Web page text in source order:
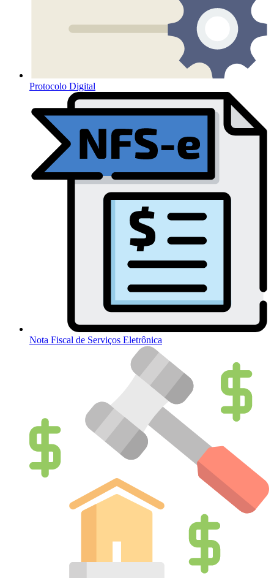
Protocolo Digital
Nota Fiscal de Serviços Eletrônica